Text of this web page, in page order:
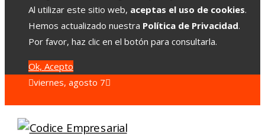
Al utilizar este sitio web, aceptas el uso de cookies.
Hemos actualizado nuestra Política de Privacidad.
Por favor, haz clic en el botón para consultarla.
Ok, Acepto
viernes, agosto 7